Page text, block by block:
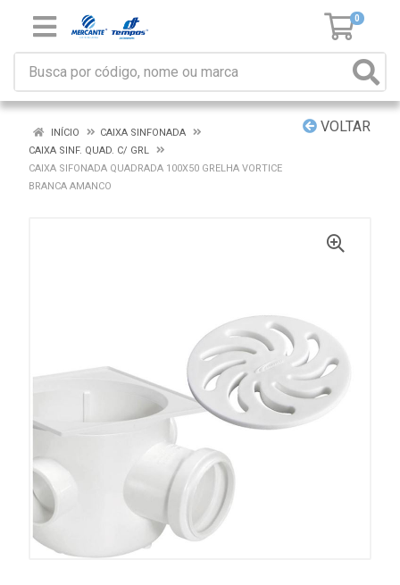
0
VOLTAR
INÍCIO
CAIXA SINFONADA
CAIXA SINF. QUAD. C/ GRL
CAIXA SIFONADA QUADRADA 100X50 GRELHA VORTICE
BRANCA AMANCO